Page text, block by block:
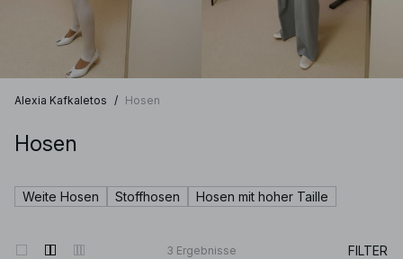
Alexia Kafkaletos / Hosen
Hosen
Weite Hosen Stoffhosen Hosen mit hoher Taille
3 Ergebnisse FILTER